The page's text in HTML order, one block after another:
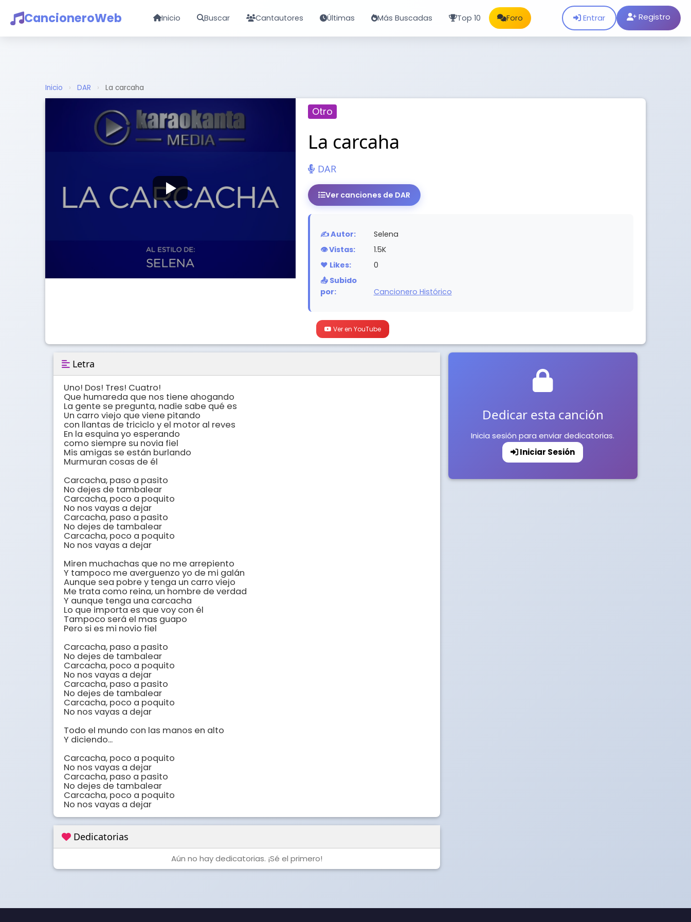
CancioneroWeb Inicio Buscar Cantautores Últimas Más Buscadas Top 10 Foro Entrar Registro
Inicio › DAR › La carcaha
Otro
La carcaha
DAR
Ver canciones de DAR
✍️ Autor:
Selena
👁️ Vistas:
1.5K
❤️ Likes:
0
📤 Subido
por:
Cancionero Histórico
Ver en YouTube
Letra
Uno! Dos! Tres! Cuatro!
Que humareda que nos tiene ahogando
La gente se pregunta, nadie sabe qué es
Un carro viejo que viene pitando
con llantas de triciclo y el motor al reves
En la esquina yo esperando
como siempre su novia fiel
Mis amigas se están burlando
Murmuran cosas de él
Carcacha, paso a pasito
No dejes de tambalear
Carcacha, poco a poquito
No nos vayas a dejar
Carcacha, paso a pasito
No dejes de tambalear
Carcacha, poco a poquito
No nos vayas a dejar
Miren muchachas que no me arrepiento
Y tampoco me averguenzo yo de mi galán
Aunque sea pobre y tenga un carro viejo
Me trata como reina, un hombre de verdad
Y aunque tenga una carcacha
Lo que importa es que voy con él
Tampoco será el mas guapo
Pero si es mi novio fiel
Carcacha, paso a pasito
No dejes de tambalear
Carcacha, poco a poquito
No nos vayas a dejar
Carcacha, paso a pasito
No dejes de tambalear
Carcacha, poco a poquito
No nos vayas a dejar
Todo el mundo con las manos en alto
Y diciendo...
Carcacha, poco a poquito
No nos vayas a dejar
Carcacha, paso a pasito
No dejes de tambalear
Carcacha, poco a poquito
No nos vayas a dejar
Dedicatorias
Aún no hay dedicatorias. ¡Sé el primero!
Dedicar esta canción
Inicia sesión para enviar dedicatorias.
Iniciar Sesión